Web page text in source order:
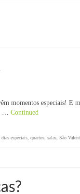
momentos especiais! E
… Continued
especiais quartos salas São